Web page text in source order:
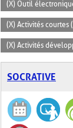
(X) Outil
(X) Activités courtes
(X) Activités
SOCRATIVE